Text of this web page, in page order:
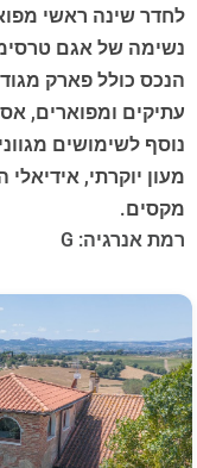
לחדר שינה ראשי
נשימה של אגם
עתיקים ומפוארים,
נוסף לשימושים
מעון יוקרתי, אידיאלי
מקסים.
רמת אנרגיה: G